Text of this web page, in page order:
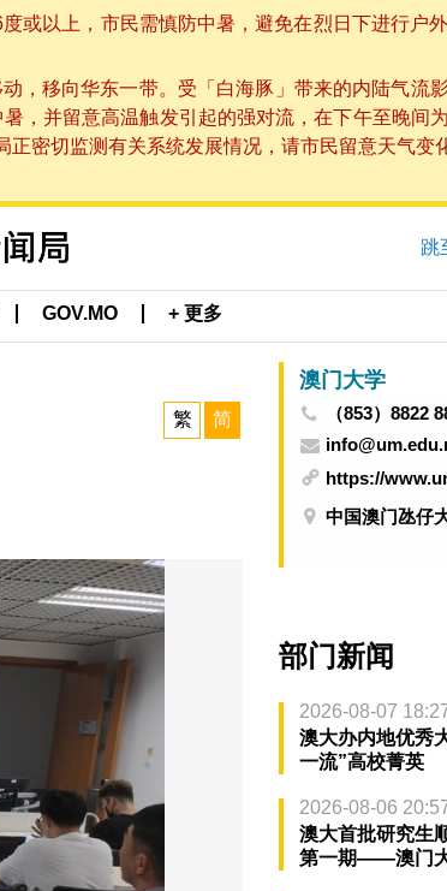
或以上，市民需慎防中暑，避免在烈日下进行户
，移向华东一带。受「白海豚」带来的内陆气流
并留意高温触发引起的强对流，在下午至晚间
密切监测有关系统发展情况，请市民留意天气变
跳
GOV.MO + 更多
繁 简
澳门大学
（853）8822
https://
中国澳门氹仔
部门新闻
2026-08-07
澳大办内地优秀
一流”高校菁英
2026-08-06
澳大首批研究生
第一期——澳门大